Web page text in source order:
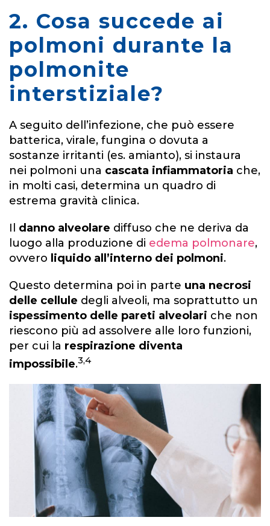
2. Cosa succede ai
polmoni durante la
polmonite
interstiziale?
A seguito dell’infezione, che può essere
batterica, virale, fungina o dovuta a
sostanze irritanti (es. amianto), si instaura
nei polmoni una cascata infiammatoria che,
in molti casi, determina un quadro di
estrema gravità clinica.
Il danno alveolare diffuso che ne deriva da
luogo alla produzione di edema polmonare,
ovvero liquido all’interno dei polmoni.
Questo determina poi in parte una necrosi
delle cellule degli alveoli, ma soprattutto un
ispessimento delle pareti alveolari che non
riescono più ad assolvere alle loro funzioni,
per cui la respirazione diventa
impossibile.3,4